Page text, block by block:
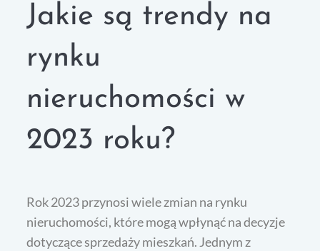
Jakie są trendy na
rynku
nieruchomości w
2023 roku?
Rok 2023 przynosi wiele zmian na rynku
nieruchomości, które mogą wpłynąć na decyzje
dotyczące sprzedaży mieszkań. Jednym z